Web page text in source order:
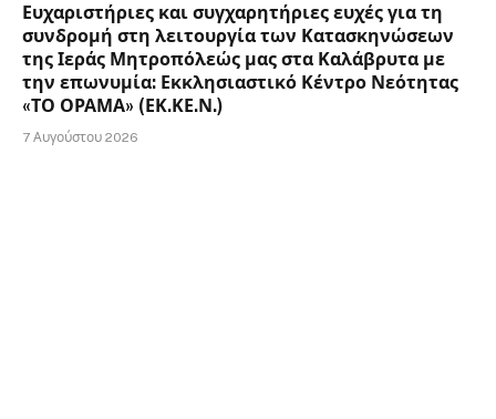
Ευχαριστήριες και συγχαρητήριες ευχές για τη
συνδρομή στη λειτουργία των Κατασκηνώσεων
της Ιεράς Μητροπόλεώς μας στα Καλάβρυτα με
την επωνυμία: Εκκλησιαστικό Κέντρο Νεότητας
«ΤΟ ΟΡΑΜΑ» (ΕΚ.ΚΕ.Ν.)
7 Αυγούστου 2026